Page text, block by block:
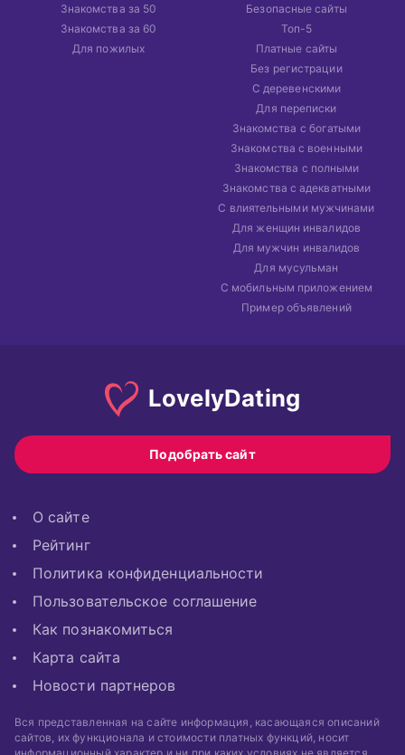
Знакомства за 50
Знакомства за 60
Для пожилых
Безопасные сайты
Топ-5
Платные сайты
Без регистрации
С деревенскими
Для переписки
Знакомства с богатыми
Знакомства с военными
Знакомства с полными
Знакомства с адекватными
С влиятельными мужчинами
Для женщин инвалидов
Для мужчин инвалидов
Для мусульман
С мобильным приложением
Пример объявлений
LovelyDating
Подобрать сайт
О сайте
Рейтинг
Политика конфиденциальности
Пользовательское соглашение
Как познакомиться
Карта сайта
Новости партнеров
Вся представленная на сайте информация, касающаяся описаний
сайтов, их функционала и стоимости платных функций, носит